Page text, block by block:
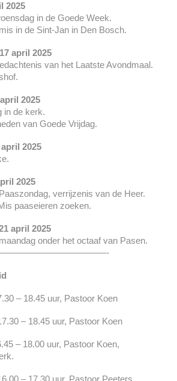
2025
in de Goede Week.
in de Sint-Jan in Den Bosch.
april 2025
van het Laatste Avondmaal.
2025
in de kerk.
van Goede Vrijdag.
2025
2025
verrijzenis van de Heer.
paaseieren zoeken.
april 2025
onder het octaaf van Pasen.
– 18.45 uur, Pastoor Koen
– 18.45 uur, Pastoor Koen
– 18.00 uur, Pastoor Koen,
– 17.30 uur, Pastoor Peeters,